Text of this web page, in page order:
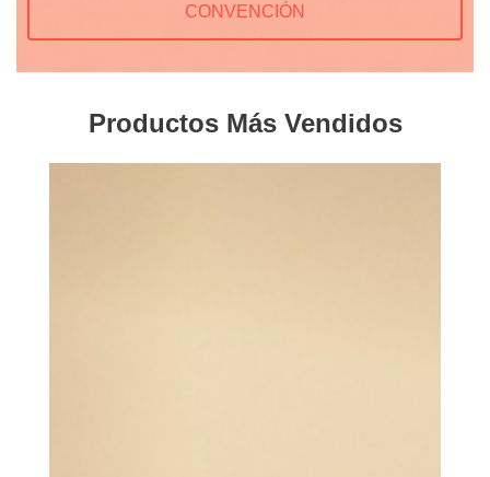
CONVENCIÓN
Productos Más Vendidos